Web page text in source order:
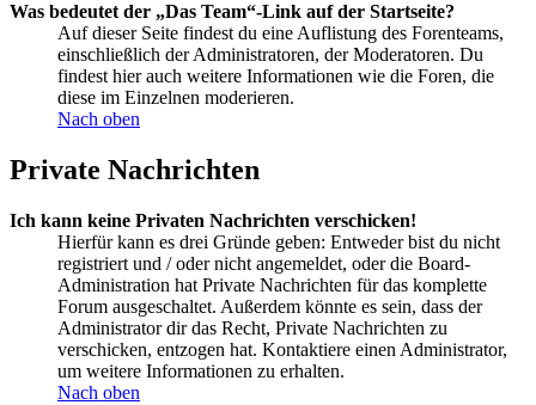
Was bedeutet der „Das Team“-Link auf der Startseite?
Auf dieser Seite findest du eine Auflistung des Forenteams,
einschließlich der Administratoren, der Moderatoren. Du
findest hier auch weitere Informationen wie die Foren, die
diese im Einzelnen moderieren.
Nach oben
Private Nachrichten
Ich kann keine Privaten Nachrichten verschicken!
Hierfür kann es drei Gründe geben: Entweder bist du nicht
registriert und / oder nicht angemeldet, oder die Board-
Administration hat Private Nachrichten für das komplette
Forum ausgeschaltet. Außerdem könnte es sein, dass der
Administrator dir das Recht, Private Nachrichten zu
verschicken, entzogen hat. Kontaktiere einen Administrator,
um weitere Informationen zu erhalten.
Nach oben